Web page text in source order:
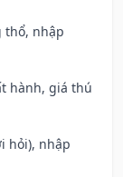
thổ, nhập
hành, giá thú
hỏi), nhập